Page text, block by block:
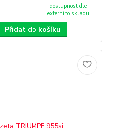
dostupnost dle
externího skladu
Přidat do košíku